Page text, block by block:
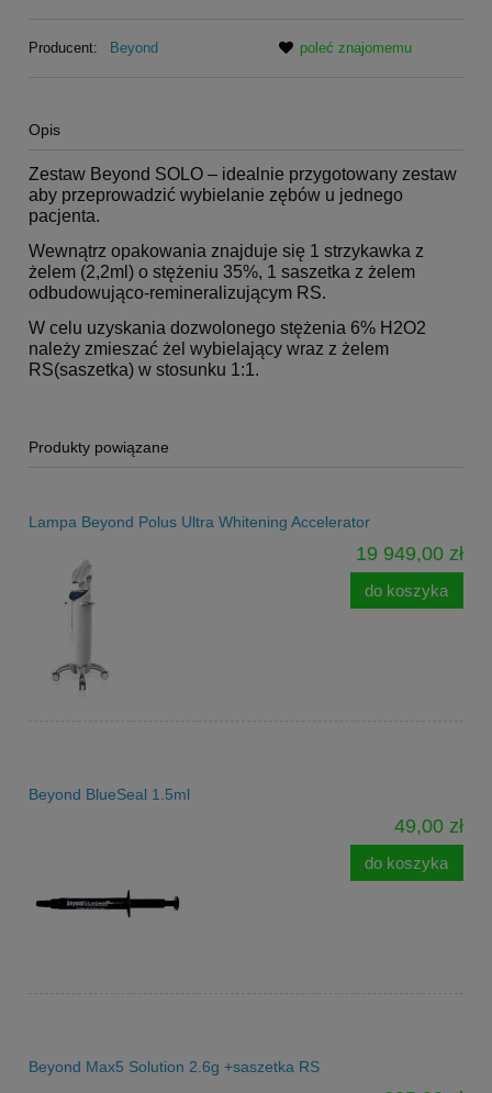
Producent: Beyond poleć znajomemu
Opis
Zestaw Beyond SOLO – idealnie przygotowany zestaw
aby przeprowadzić wybielanie zębów u jednego
pacjenta.
Wewnątrz opakowania znajduje się 1 strzykawka z
żelem (2,2ml) o stężeniu 35%, 1 saszetka z żelem
odbudowująco-remineralizującym RS.
W celu uzyskania dozwolonego stężenia 6% H2O2
należy zmieszać żel wybielający wraz z żelem
RS(saszetka) w stosunku 1:1.
Produkty powiązane
Lampa Beyond Polus Ultra Whitening Accelerator
19 949,00 zł
do koszyka
Beyond BlueSeal 1.5ml
49,00 zł
do koszyka
Beyond Max5 Solution 2.6g +saszetka RS